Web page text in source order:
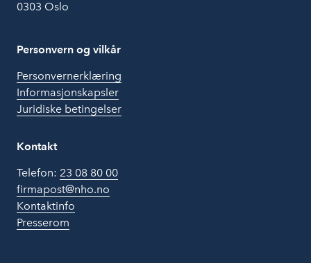
0303 Oslo
Personvern og vilkår
Personvernerklæring
Informasjonskapsler
Juridiske betingelser
Kontakt
Telefon: 23 08 80 00
firmapost@nho.no
Kontaktinfo
Presserom